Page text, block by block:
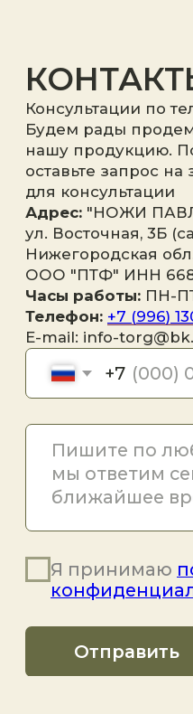
Я принимаюполитику
конфиденциальности.
Отправить